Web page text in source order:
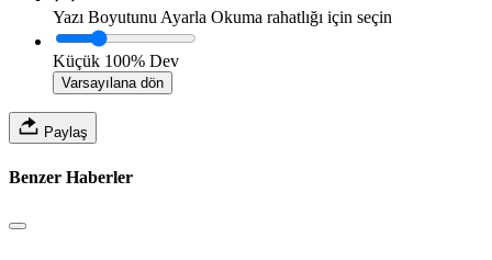
Yazı Boyutunu Ayarla Okuma rahatlığı için seçin
Küçük 100% Dev
Varsayılana dön
Paylaş
Benzer Haberler